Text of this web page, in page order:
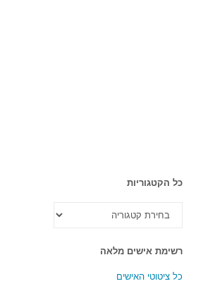
כל הקטגוריות
הקטגוריות
רשימת אישים מלאה
כל ציטוטי האישים